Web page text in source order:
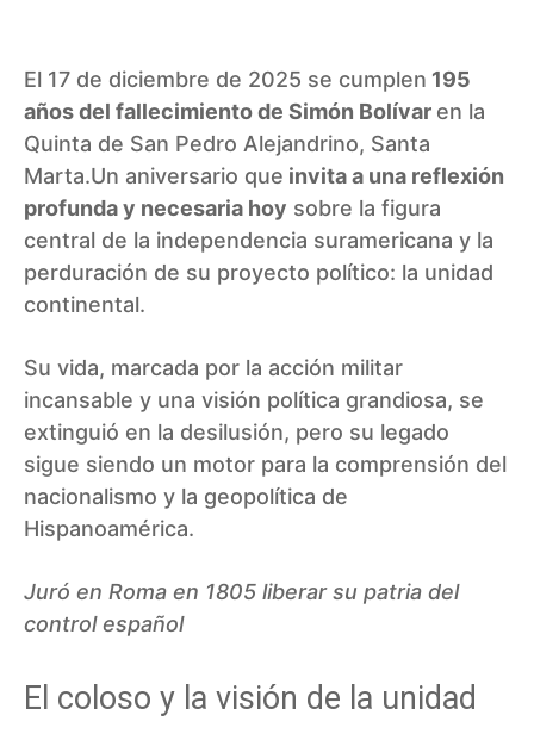
El 17 de diciembre de 2025 se cumplen 195
años del fallecimiento de Simón Bolívar en la
Quinta de San Pedro Alejandrino, Santa
Marta.Un aniversario que invita a una reflexión
profunda y necesaria hoy sobre la figura
central de la independencia suramericana y la
perduración de su proyecto político: la unidad
continental.
Su vida, marcada por la acción militar
incansable y una visión política grandiosa, se
extinguió en la desilusión, pero su legado
sigue siendo un motor para la comprensión del
nacionalismo y la geopolítica de
Hispanoamérica.
Juró en Roma en 1805 liberar su patria del
control español
El coloso y la visión de la unidad